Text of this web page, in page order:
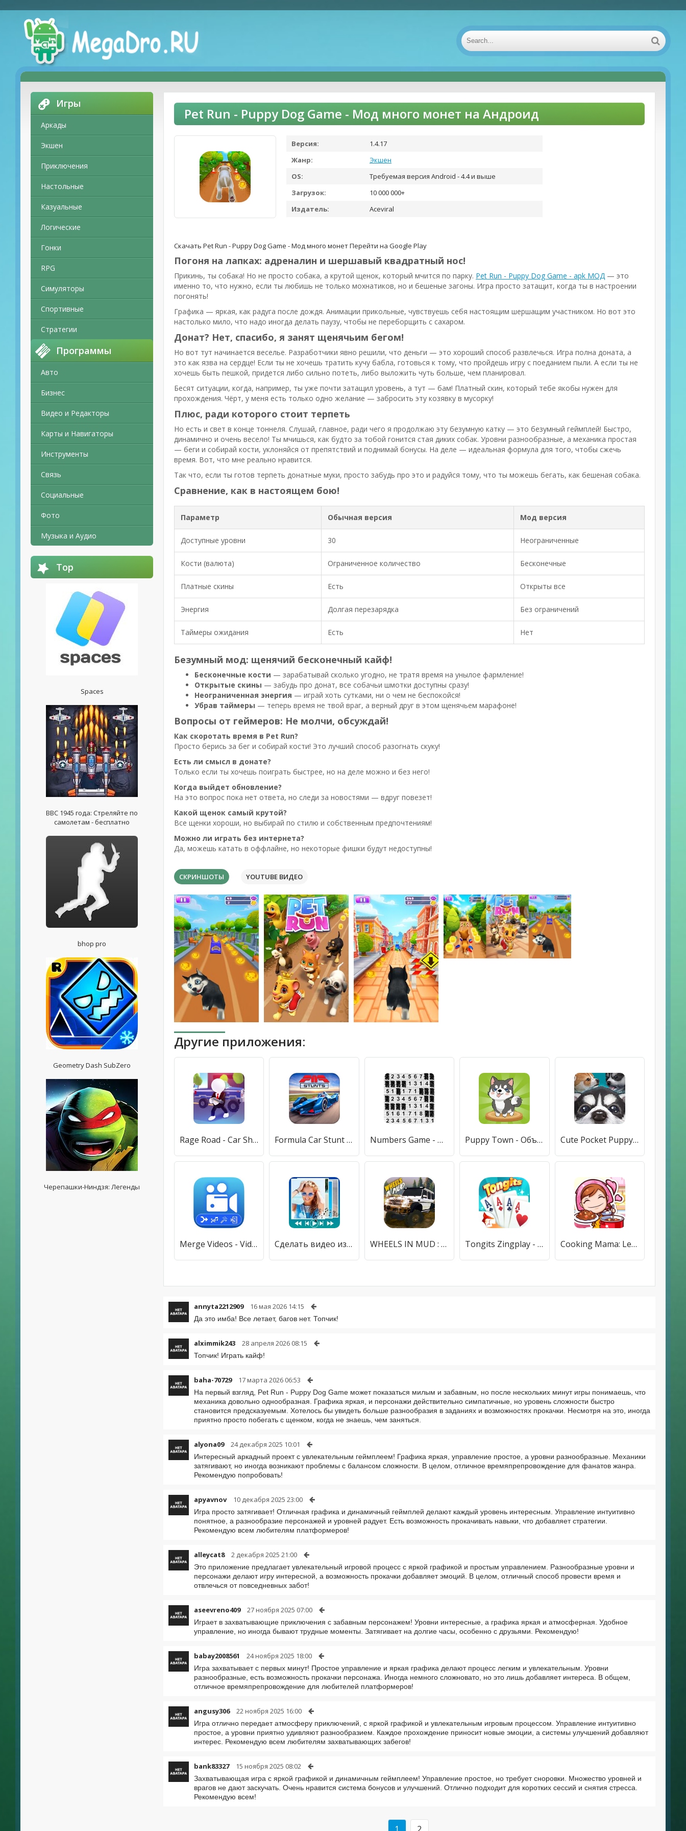
Игры
Аркады
Экшен
Приключения
Настольные
Казуальные
Логические
Гонки
RPG
Симуляторы
Спортивные
Стратегии
Программы
Авто
Бизнес
Видео и Редакторы
Карты и Навигаторы
Инструменты
Связь
Социальные
Фото
Музыка и Аудио
Top
Spaces
ВВС 1945 года: Стреляйте по
самолетам - бесплатно
bhop pro
Geometry Dash SubZero
Черепашки-Ниндзя: Легенды
Pet Run - Puppy Dog Game - Мод много монет на Андроид
Версия:
1.4.17
Жанр:
Экшен
OS:
Требуемая версия Android - 4.4 и выше
Загрузок:
10 000 000+
Издатель:
Aceviral
Скачать Pet Run - Puppy Dog Game - Мод много монетПерейти на Google Play
Погоня на лапках: адреналин и шершавый квадратный нос!
Прикинь, ты собака! Но не просто собака, а крутой щенок, который мчится по парку. Pet Run - Puppy Dog Game - apk МОД — это
именно то, что нужно, если ты любишь не только мохнатиков, но и бешеные загоны. Игра просто затащит, когда ты в настроении
погонять!
Графика — яркая, как радуга после дождя. Анимации прикольные, чувствуешь себя настоящим шершащим участником. Но вот это
настолько мило, что надо иногда делать паузу, чтобы не переборщить с сахаром.
Донат? Нет, спасибо, я занят щенячьим бегом!
Но вот тут начинается веселье. Разработчики явно решили, что деньги — это хороший способ развлечься. Игра полна доната, а
это как язва на сердце! Если ты не хочешь тратить кучу бабла, готовься к тому, что пройдешь игру с поеданием пыли. А если ты не
хочешь быть пешкой, придется либо сильно потеть, либо выложить чуть больше, чем планировал.
Бесят ситуации, когда, например, ты уже почти затащил уровень, а тут — бам! Платный скин, который тебе якобы нужен для
прохождения. Чёрт, у меня есть только одно желание — забросить эту козявку в мусорку!
Плюс, ради которого стоит терпеть
Но есть и свет в конце тоннеля. Слушай, главное, ради чего я продолжаю эту безумную катку — это безумный геймплей! Быстро,
динамично и очень весело! Ты мчишься, как будто за тобой гонится стая диких собак. Уровни разнообразные, а механика простая
— беги и собирай кости, уклоняйся от препятствий и поднимай бонусы. На деле — идеальная формула для того, чтобы сжечь
время. Вот, что мне реально нравится.
Так что, если ты готов терпеть донатные муки, просто забудь про это и радуйся тому, что ты можешь бегать, как бешеная собака.
Сравнение, как в настоящем бою!
Параметр Обычная версия Мод версия
Доступные уровни 30 Неограниченные
Кости (валюта) Ограниченное количество Бесконечные
Платные скины Есть Открыты все
Энергия Долгая перезарядка Без ограничений
Таймеры ожидания Есть Нет
Безумный мод: щенячий бесконечный кайф!
Бесконечные кости — зарабатывай сколько угодно, не тратя время на унылое фармление!
Открытые скины — забудь про донат, все собачьи шмотки доступны сразу!
Неограниченная энергия — играй хоть сутками, ни о чем не беспокойся!
Убрав таймеры — теперь время не твой враг, а верный друг в этом щенячьем марафоне!
Вопросы от геймеров: Не молчи, обсуждай!
Как скоротать время в Pet Run?
Просто берись за бег и собирай кости! Это лучший способ разогнать скуку!
Есть ли смысл в донате?
Только если ты хочешь поиграть быстрее, но на деле можно и без него!
Когда выйдет обновление?
На это вопрос пока нет ответа, но следи за новостями — вдруг повезет!
Какой щенок самый крутой?
Все щенки хороши, но выбирай по стилю и собственным предпочтениям!
Можно ли играть без интернета?
Да, можешь катать в оффлайне, но некоторые фишки будут недоступны!
СКРИНШОТЫ YOUTUBE ВИДЕО
Другие приложения:
Rage Road - Car Shooting Game Formula Car Stunt Game - Mega Ramps Car Games 2021 Numbers Game - Numberama Puppy Town - Объединить & Выигрыш Cute Pocket Puppy 3D - Part 2
Merge Videos - Video Cutter - Rotate Video Сделать видео из фото с музыкой WHEELS IN MUD : OFF-ROAD SIMULATOR Tongits Zingplay - Card Game Cooking Mama: Let's cook!
annyta2212909 16 мая 2026 14:15
Да это имба! Все летает, багов нет. Топчик!
alximmik243 28 апреля 2026 08:15
Топчик! Играть кайф!
baha-70729 17 марта 2026 06:53
На первый взгляд, Pet Run - Puppy Dog Game может показаться милым и забавным, но после нескольких минут игры понимаешь, что
механика довольно однообразная. Графика яркая, и персонажи действительно симпатичные, но уровень сложности быстро
становится предсказуемым. Хотелось бы увидеть больше разнообразия в заданиях и возможностях прокачки. Несмотря на это, иногда
приятно просто побегать с щенком, когда не знаешь, чем заняться.
alyona09 24 декабря 2025 10:01
Интересный аркадный проект с увлекательным геймплеем! Графика яркая, управление простое, а уровни разнообразные. Механики
затягивают, но иногда возникают проблемы с балансом сложности. В целом, отличное времяпрепровождение для фанатов жанра.
Рекомендую попробовать!
apyavnov 10 декабря 2025 23:00
Игра просто затягивает! Отличная графика и динамичный геймплей делают каждый уровень интересным. Управление интуитивно
понятное, а разнообразие персонажей и уровней радует. Есть возможность прокачивать навыки, что добавляет стратегии.
Рекомендую всем любителям платформеров!
alleycat8 2 декабря 2025 21:00
Это приложение предлагает увлекательный игровой процесс с яркой графикой и простым управлением. Разнообразные уровни и
персонажи делают игру интересной, а возможность прокачки добавляет эмоций. В целом, отличный способ провести время и
отвлечься от повседневных забот!
aseevreno409 27 ноября 2025 07:00
Играет в захватывающие приключения с забавным персонажем! Уровни интересные, а графика яркая и атмосферная. Удобное
управление, но иногда бывают трудные моменты. Затягивает на долгие часы, особенно с друзьями. Рекомендую!
babay2008561 24 ноября 2025 18:00
Игра захватывает с первых минут! Простое управление и яркая графика делают процесс легким и увлекательным. Уровни
разнообразные, есть возможность прокачки персонажа. Иногда немного сложновато, но это лишь добавляет интереса. В общем,
отличное времяпрепровождение для любителей платформеров!
angusy306 22 ноября 2025 16:00
Игра отлично передает атмосферу приключений, с яркой графикой и увлекательным игровым процессом. Управление интуитивно
простое, а уровни приятно удивляют разнообразием. Каждое прохождение приносит новые эмоции, а системы улучшений добавляют
интерес. Рекомендую всем любителям захватывающих забегов!
bank83327 15 ноября 2025 08:02
Захватывающая игра с яркой графикой и динамичным геймплеем! Управление простое, но требует сноровки. Множество уровней и
врагов не дают заскучать. Очень нравится система бонусов и улучшений. Отлично подходит для коротких сессий и снятия стресса.
Рекомендую всем!